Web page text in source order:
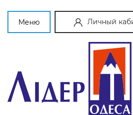
Меню Личный